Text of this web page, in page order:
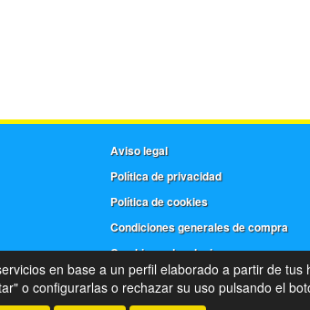
Aviso legal
Política de privacidad
Política de cookies
Condiciones generales de compra
Cambios y devoluciones
Frera- 2026 -Tienda online de recambios de Gira
en base a un perfil elaborado a partir de
o configurarlas o rechazar su uso pulsando el